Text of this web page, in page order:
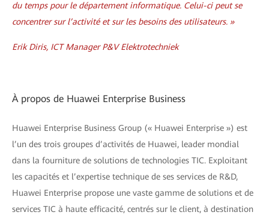
du temps pour le département informatique. Celui-ci peut se
concentrer sur l’activité et sur les besoins des utilisateurs. »
Erik Diris, ICT Manager P&V Elektrotechniek
À propos de Huawei Enterprise Business
Huawei Enterprise Business Group (« Huawei Enterprise ») est
l’un des trois groupes d’activités de Huawei, leader mondial
dans la fourniture de solutions de technologies TIC. Exploitant
les capacités et l’expertise technique de ses services de R&D,
Huawei Enterprise propose une vaste gamme de solutions et de
services TIC à haute efficacité, centrés sur le client, à destination